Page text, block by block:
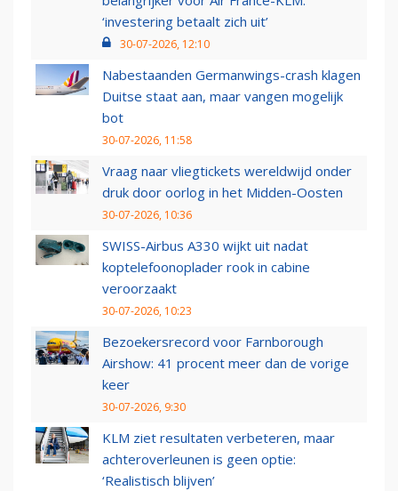
‘investering betaalt zich uit’
30-07-2026, 12:10
Nabestaanden Germanwings-crash klagen
Duitse staat aan, maar vangen mogelijk
bot
30-07-2026, 11:58
Vraag naar vliegtickets wereldwijd onder
druk door oorlog in het Midden-Oosten
30-07-2026, 10:36
SWISS-Airbus A330 wijkt uit nadat
koptelefoonoplader rook in cabine
veroorzaakt
30-07-2026, 10:23
Bezoekersrecord voor Farnborough
Airshow: 41 procent meer dan de vorige
keer
30-07-2026, 9:30
KLM ziet resultaten verbeteren, maar
achteroverleunen is geen optie:
‘Realistisch blijven’